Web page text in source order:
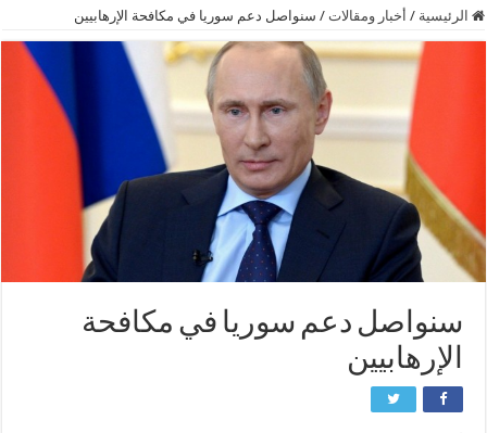
الرئيسية / أخبار ومقالات / سنواصل دعم سوريا في مكافحة الإرهابيين
سنواصل دعم سوريا في مكافحة
الإرهابيين